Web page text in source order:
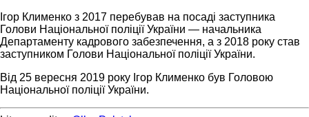
Ігор Клименко з 2017 перебував на посаді заступника
Голови Національної поліції України — начальника
Департаменту кадрового забезпечення, а з 2018 року став
заступником Голови Національної поліції України.
Від 25 вересня 2019 року Ігор Клименко був Головою
Національної поліції України.